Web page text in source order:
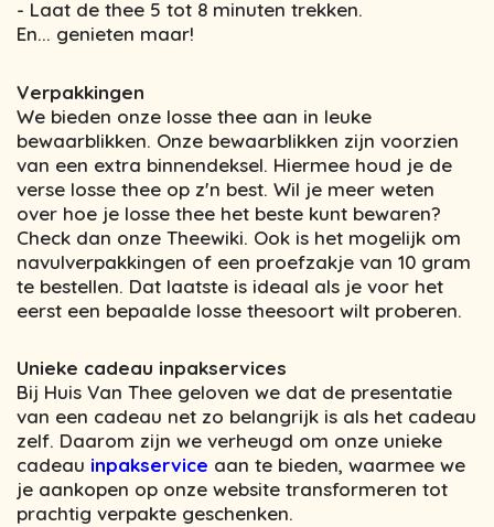
- Laat de thee 5 tot 8 minuten trekken.
En... genieten maar!
Verpakkingen
We bieden onze losse thee aan in leuke
bewaarblikken. Onze bewaarblikken zijn voorzien
van een extra binnendeksel. Hiermee houd je de
verse losse thee op z'n best. Wil je meer weten
over hoe je losse thee het beste kunt bewaren?
Check dan onze Theewiki. Ook is het mogelijk om
navulverpakkingen of een proefzakje van 10 gram
te bestellen. Dat laatste is ideaal als je voor het
eerst een bepaalde losse theesoort wilt proberen.
Unieke cadeau inpakservices
Bij Huis Van Thee geloven we dat de presentatie
van een cadeau net zo belangrijk is als het cadeau
zelf. Daarom zijn we verheugd om onze unieke
cadeau inpakservice aan te bieden, waarmee we
je aankopen op onze website transformeren tot
prachtig verpakte geschenken.